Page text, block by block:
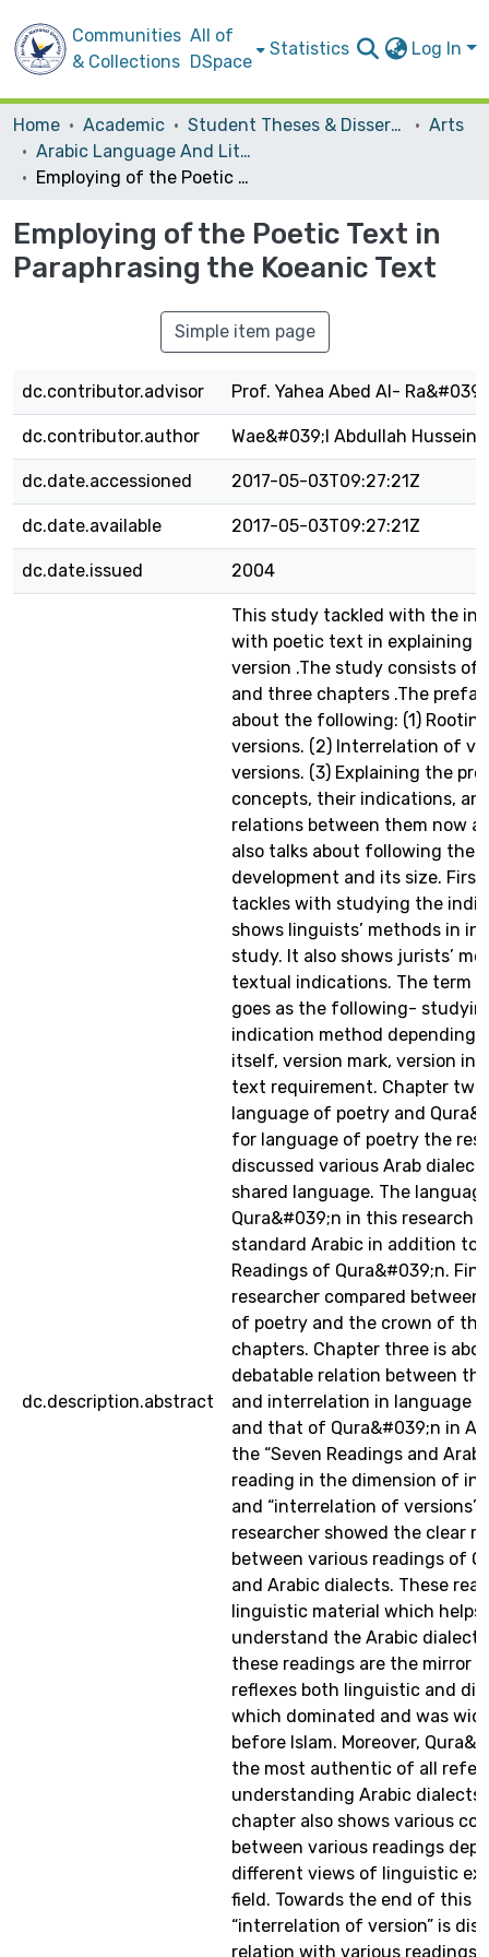
Communities
& Collections
All of
DSpace
Statistics Log In
Home Academic Student Theses & Dissertations
Arts
Arabic Language And Literature
Employing of the Poetic Text in Paraphrasing the Koeanic Text
Employing of the Poetic Text in
Paraphrasing the Koeanic Text
Simple item page
dc.contributor.advisor Prof. Yahea Abed Al-
dc.contributor.author Wae&#039;l Abdullah Hussein
dc.date.accessioned 2017-05-03T09:27:21Z
dc.date.available 2017-05-03T09:27:21Z
dc.date.issued 2004
dc.description.abstract
This study tackled with the
with poetic text in explaining
version .The study consists of
and three chapters .The
about the following: (1)
versions. (2) Interrelation of
versions. (3) Explaining the
concepts, their indications,
relations between them now
also talks about following the
development and its size.
tackles with studying the
shows linguists’ methods in
study. It also shows jurists’
textual indications. The term
goes as the following-
indication method depending
itself, version mark, version
text requirement. Chapter two
language of poetry and
for language of poetry the
discussed various Arab
shared language. The
Qura&#039;n in this research
standard Arabic in addition to
Readings of Qura&#039;n.
researcher compared between
of poetry and the crown of
chapters. Chapter three is
debatable relation between
and interrelation in language
and that of Qura&#039;n in
the “Seven Readings and Arab
reading in the dimension of
and “interrelation of versions”.
researcher showed the clear
between various readings of
and Arabic dialects. These
linguistic material which helps
understand the Arabic
these readings are the mirror
reflexes both linguistic and
which dominated and was
before Islam. Moreover,
the most authentic of all
understanding Arabic dialects.
chapter also shows various
between various readings
different views of linguistic
field. Towards the end of this
“interrelation of version” is
relation with various readings